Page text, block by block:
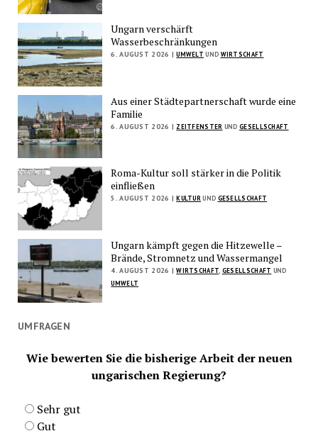
Ungarn verschärft
Wasserbeschränkungen
6. AUGUST 2026 | UMWELT UND WIRTSCHAFT
Aus einer Städtepartnerschaft wurde eine
Familie
6. AUGUST 2026 | ZEITFENSTER UNDGESELLSCHAFT
Roma-Kultur soll stärker in die Politik
einfließen
5. AUGUST 2026 | KULTURUND GESELLSCHAFT
Ungarn kämpft gegen die Hitzewelle –
Brände, Stromnetz und Wassermangel
4. AUGUST 2026 | WIRTSCHAFT GESELLSCHAFT UND
UMWELT
UMFRAGEN
Wie bewerten Sie die bisherige Arbeit der neuen
ungarischen Regierung?
Sehr gut
Gut